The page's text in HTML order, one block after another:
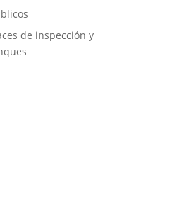
de inspección y